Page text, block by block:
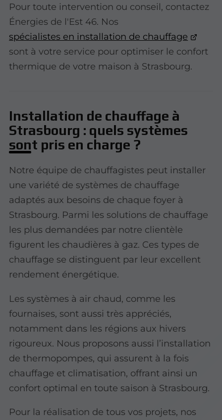
Pour toute intervention ou conseil, contactez
Énergies de l'Est 46. Nos
spécialistes en installation de chauffage
sont à votre service pour optimiser le confort
thermique de votre maison à Strasbourg.
Installation de chauffage à
Strasbourg : quels systèmes
sont pris en charge ?
Notre équipe de chauffagistes peut installer
une variété de systèmes de chauffage
adaptés aux besoins de chaque foyer à
Strasbourg. Parmi les solutions de chauffage
les plus demandées par notre clientèle
figurent les chaudières à gaz. Ces types de
chauffage se distinguent par leur excellent
rendement énergétique.
Les systèmes à air chaud, comme les
fournaises, sont aussi très appréciés,
notamment dans les régions aux hivers
rigoureux. Nous proposons aussi l’installation
de thermopompes, qui assurent à la fois
chauffage et climatisation, offrant ainsi un
confort optimal en toute saison à Strasbourg.
Pour la réalisation de tous vos projets, nos